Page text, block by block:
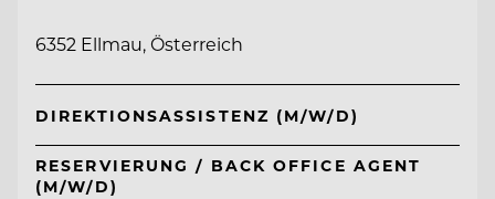
6352 Ellmau, Österreich
DIREKTIONSASSISTENZ (M/W/D)
RESERVIERUNG / BACK OFFICE AGENT
(M/W/D)